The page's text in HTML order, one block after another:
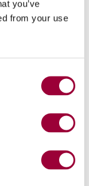
you’ve
from your use